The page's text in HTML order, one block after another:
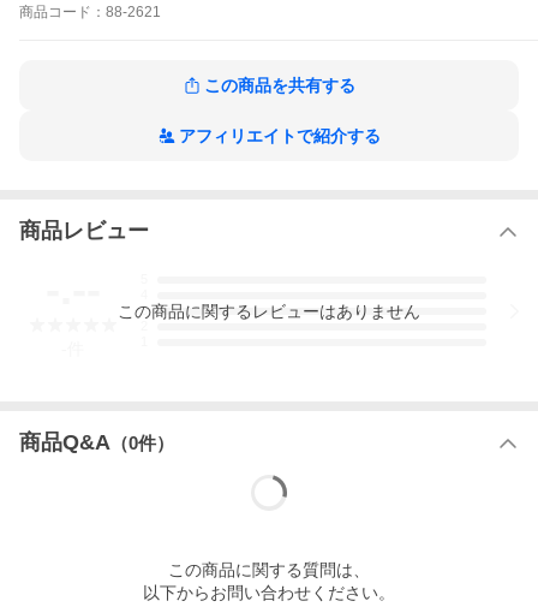
オールシーズン
■着用シーン
・ポリエステル100％（金銀糸使用）※口金中央留め具は変わるこ
・1セット持っていれば安心♪あらゆる礼装スタイルに重宝します♪
７〜１４営業日程度(店舗休業日を除く)</font
予めご容赦いただきますようお願い申し上げます。
※受注生産のため、ご注文後のキャンセルはお受けできませんの
商品 コード： 88-2621
この商品を共有する
アフィリエイトで紹介する
商品レビュー
3
この商品に関するレビューはありません
商品Q&A （0件）
この商品に関する質問は、
以下からお問い合わせください。